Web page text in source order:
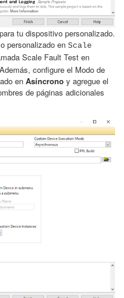
tu dispositivo personalizado.
personalizado en Scale
Scale Fault Test en
configure el Modo de
en Asíncrono y agregue el
de páginas adicionales